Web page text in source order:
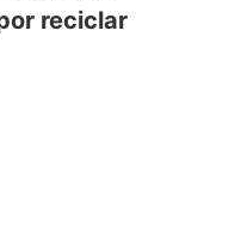
reciclar